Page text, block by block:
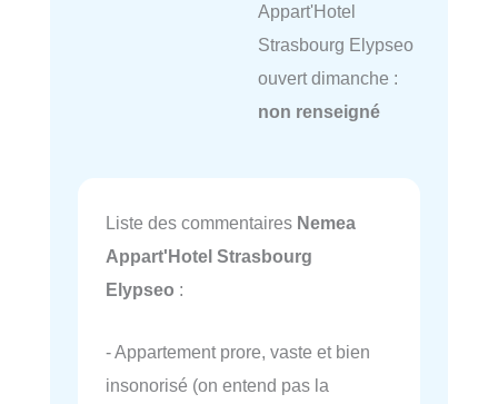
Appart'Hotel
Strasbourg Elypseo
ouvert dimanche :
non renseigné
Liste des commentaires Nemea
Appart'Hotel Strasbourg
Elypseo :
- Appartement prore, vaste et bien
insonorisé (on entend pas la